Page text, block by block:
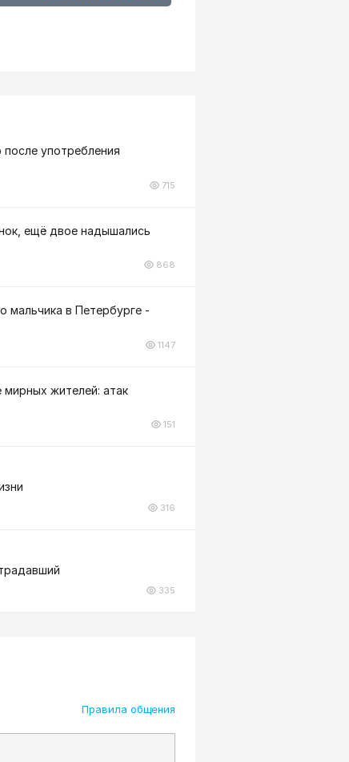
употребления
715
ещё двое надышались
868
мальчика в Петербурге -
1147
жителей: атак
151
316
335
Правила общения